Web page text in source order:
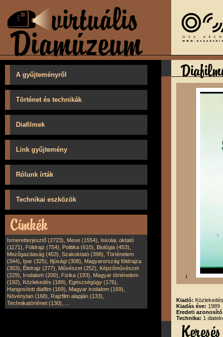
A gyűjteményről
Történet és technikák
Diafilmek
Link gyűjtemény
Rólunk írták
Technikai eszközök
Ismeretterjesztő (2723), Mese (1554), Iskolai, oktató
(1171), Földrajz (754), Politika (610), Biológia (453),
Mezőgazdaság (453), Szakoktató (398), Történelem
(344), Ipar (325), Ifjúsági (308), Magyarország földrajza
(303), Életrajz (277), Művészet (252), Képzőművészet
(229), Irodalom (200), Fizika (193), Magyar történelem
(192), Közlekedés (189), Egészségügy (176),
Hangosított diafilm (169), Magyar irodalom (169),
Növénytan (168), Rajzfilm alapján (133),
Technikatörténet (130),
1
Kiadó:
Kiadás éve: 1989
Eredeti
Technika: 1